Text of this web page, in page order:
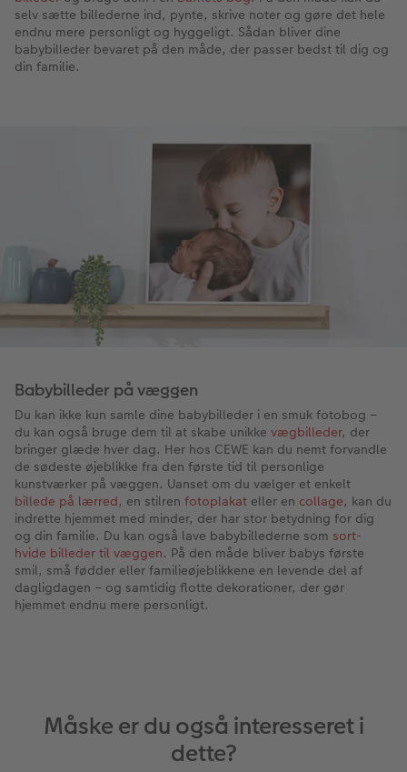
selv sætte billederne ind, pynte, skrive noter og gøre det hele
endnu mere personligt og hyggeligt. Sådan bliver dine
babybilleder bevaret på den måde, der passer bedst til dig og
din familie.
Babybilleder på væggen
Du kan ikke kun samle dine babybilleder i en smuk fotobog –
du kan også bruge dem til at skabe unikke vægbilleder, der
bringer glæde hver dag. Her hos CEWE kan du nemt forvandle
de sødeste øjeblikke fra den første tid til personlige
kunstværker på væggen. Uanset om du vælger et enkelt
billede på lærred, en stilren fotoplakat eller en collage, kan du
indrette hjemmet med minder, der har stor betydning for dig
og din familie. Du kan også lave babybillederne som sort-
hvide billeder til væggen. På den måde bliver babys første
smil, små fødder eller familieøjeblikkene en levende del af
dagligdagen – og samtidig flotte dekorationer, der gør
hjemmet endnu mere personligt.
Måske er du også interesseret i
dette?